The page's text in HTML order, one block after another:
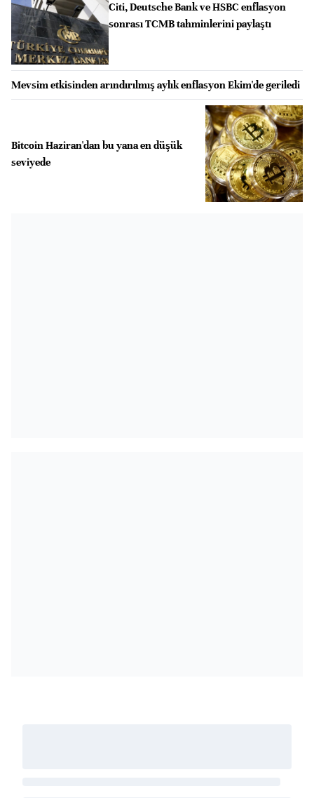
Citi, Deutsche Bank ve HSBC enflasyon
sonrası TCMB tahminlerini paylaştı
Mevsim etkisinden arındırılmış aylık enflasyon Ekim'de geriledi
Bitcoin Haziran'dan bu yana en düşük
seviyede